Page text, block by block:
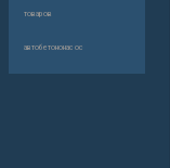
товаров
автобетононасос